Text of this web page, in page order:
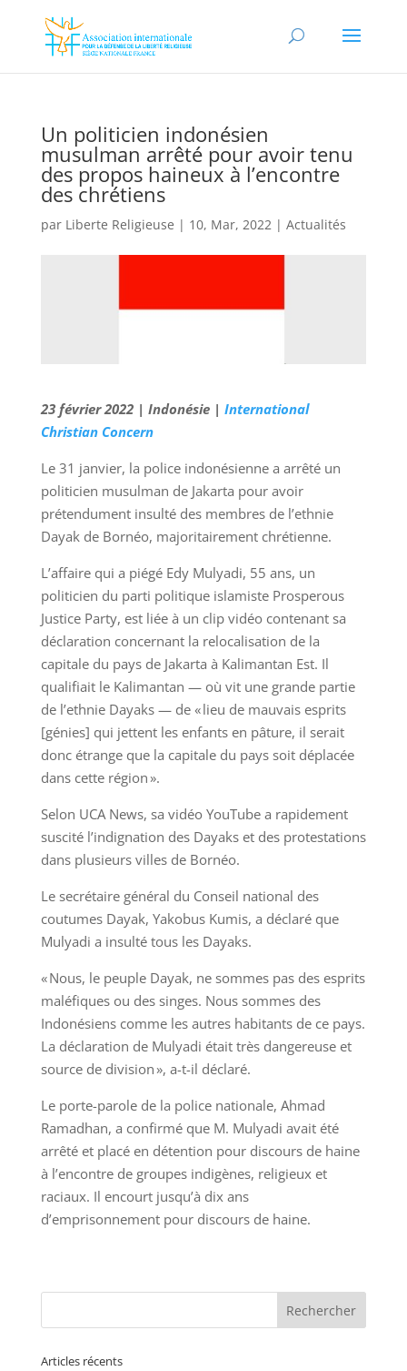
Un politicien indonésien
musulman arrêté pour avoir tenu
des propos haineux à l’encontre
des chrétiens
par Liberte Religieuse | 10, Mar, 2022| Actualités
23 février 2022 | Indonésie | International
Christian Concern
Le 31 janvier, la police indonésienne a arrêté un
politicien musulman de Jakarta pour avoir
prétendument insulté des membres de l’ethnie
Dayak de Bornéo, majoritairement chrétienne.
L’affaire qui a piégé Edy Mulyadi, 55 ans, un
politicien du parti politique islamiste Prosperous
Justice Party, est liée à un clip vidéo contenant sa
déclaration concernant la relocalisation de la
capitale du pays de Jakarta à Kalimantan Est. Il
qualifiait le Kalimantan — où vit une grande partie
de l’ethnie Dayaks — de « lieu de mauvais esprits
[génies] qui jettent les enfants en pâture, il serait
donc étrange que la capitale du pays soit déplacée
dans cette région ».
Selon UCA News, sa vidéo YouTube a rapidement
suscité l’indignation des Dayaks et des protestations
dans plusieurs villes de Bornéo.
Le secrétaire général du Conseil national des
coutumes Dayak, Yakobus Kumis, a déclaré que
Mulyadi a insulté tous les Dayaks.
« Nous, le peuple Dayak, ne sommes pas des esprits
maléfiques ou des singes. Nous sommes des
Indonésiens comme les autres habitants de ce pays.
La déclaration de Mulyadi était très dangereuse et
source de division », a-t-il déclaré.
Le porte-parole de la police nationale, Ahmad
Ramadhan, a confirmé que M. Mulyadi avait été
arrêté et placé en détention pour discours de haine
à l’encontre de groupes indigènes, religieux et
raciaux. Il encourt jusqu’à dix ans
d’emprisonnement pour discours de haine.
Articles récents